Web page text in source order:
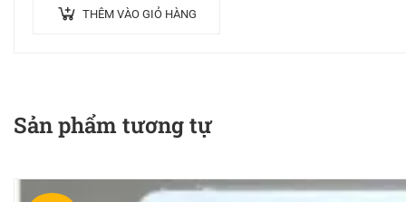
THÊM VÀO GIỎ HÀNG
Sản phẩm tương tự